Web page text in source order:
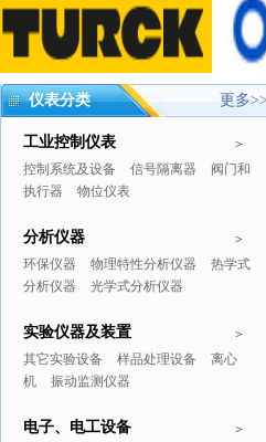
仪表分类 更多>>
>
工业控制仪表
控制系统及设备 信号隔离器
阀门和
执行器
物位仪表
>
分析仪器
环保仪器 物理特性分析仪器
热学式
分析仪器
光学式分析仪器
>
实验仪器及装置
其它实验设备 样品处理设备
离心
机
振动监测仪器
>
电子、电工设备